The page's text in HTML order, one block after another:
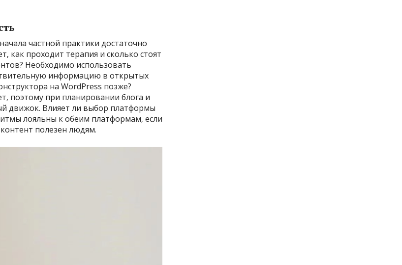
частной практики достаточно
как проходит терапия и сколько стоят
Необходимо использовать
информацию в открытых
на WordPress позже?
поэтому при планировании блога и
движок. Влияет ли выбор платформы
лояльны к обеим платформам‚ если
полезен людям.